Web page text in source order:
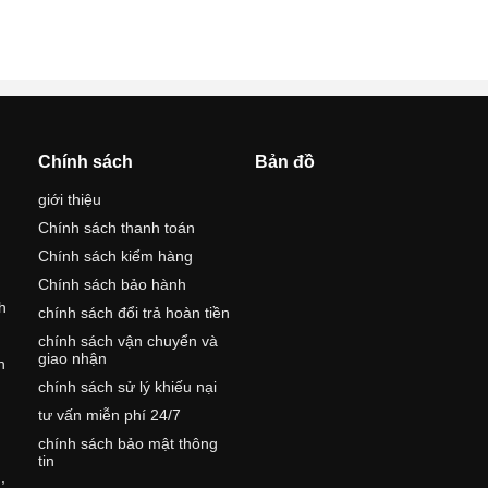
Chính sách
giới thiệu
Chính sách thanh toán
Chính sách kiểm hàng
Chính sách bảo hành
chính sách đổi trả hoàn tiền
chính sách vận chuyển và
giao nhận
chính sách sử lý khiếu nại
tư vấn miễn phí 24/7
chính sách bảo mật thông
tin
Bản đồ